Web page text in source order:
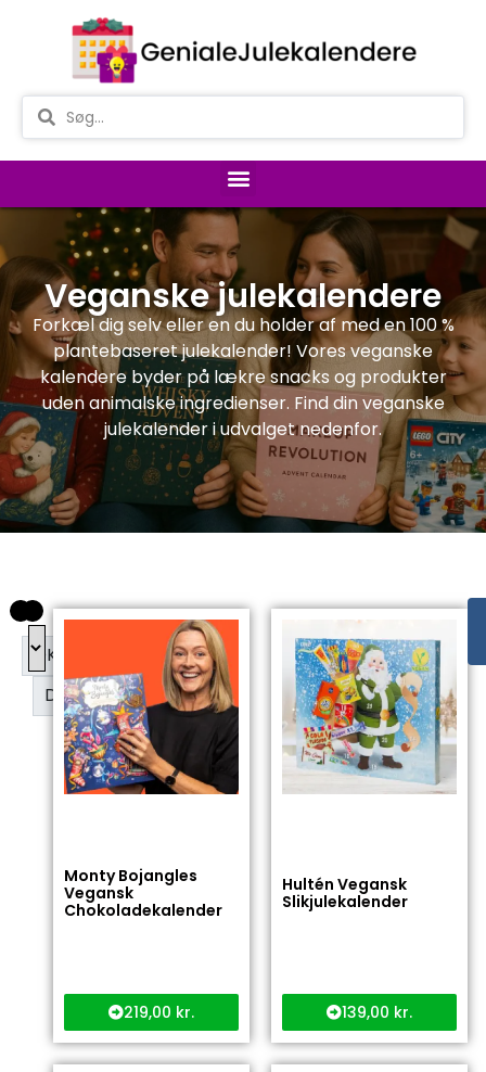
Veganske julekalendere
Forkæl dig selv eller en du holder af med en 100 %
plantebaseret julekalender! Vores veganske
kalendere byder på lækre snacks og produkter
uden animalske ingredienser. Find din veganske
julekalender i udvalget nedenfor.
DKK
DKK
Monty Bojangles
Vegansk
Chokoladekalender
219,00 kr.
Hultén Vegansk
Slikjulekalender
139,00 kr.